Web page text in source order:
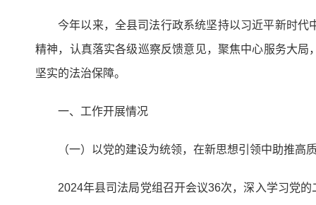
今年以来，全县司法行政系统坚持以习近平新时
精神，认真落实各级巡察反馈意见，聚焦中心服务大
坚实的法治保障。
一、工作开展情况
（一）以党的建设为统领，在新思想引领中助推高
2024年县司法局党组召开会议36次，深入学习党